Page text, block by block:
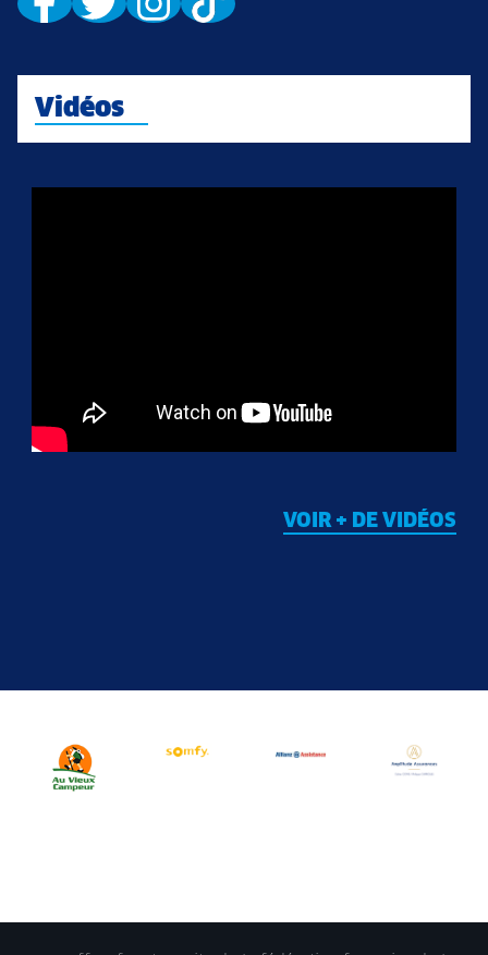
Vidéos
VOIR + DE VIDÉOS